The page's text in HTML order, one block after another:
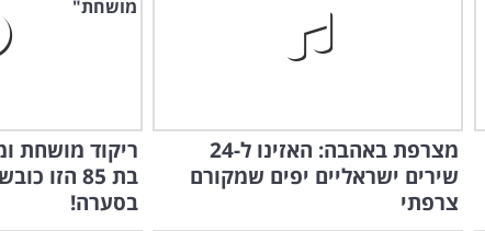
הסרטון
את סיפור
חוזה
ישראל של 1950: תיעוד
הראשונות בחיי המדינה
מצרפת באהבה: האזינו ל-24
שירים ישראליים יפים שמקורם
צרפתי
ריקוד מושחת
בת 85
בסערה!